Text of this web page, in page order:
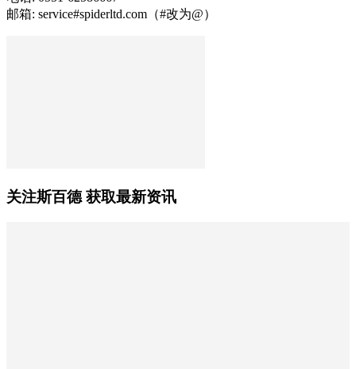
邮箱: service#spiderltd.com（#改为@）
关注斯百德 获取最新资讯